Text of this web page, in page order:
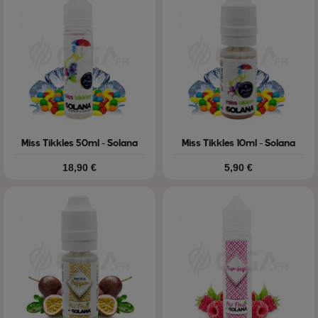
Miss Tikkles 50ml - Solana
Prix
18,90 €
Miss Tikkles 10ml - Solana
Prix
5,90 €